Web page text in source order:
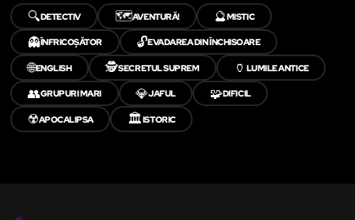
🔍DETECTIV 🗺️AVENTURĂ! 🔮MISTIC
👻ÎNFRICOȘĂTOR 🔓EVADAREA DIN ÎNCHISOARE
🌐ENGLISH 🕵️SECRETUL SUPREM 🏺 LUMILE ANTICE
👥GRUPURI MARI 💎JAFUL 🧩DIFICIL
☢️APOCALIPSA 🏛️ISTORIC